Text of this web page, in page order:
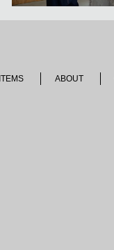
ITEMS ABOUT